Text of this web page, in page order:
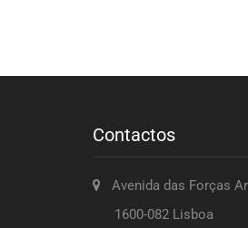
Contactos
Avenida das Forças
1600-082 Lisboa